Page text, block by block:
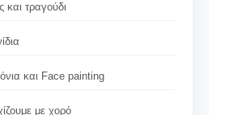
τραγούδι
και Face painting
με χορό